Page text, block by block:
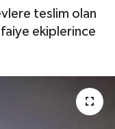
teslim olan
ekiplerince